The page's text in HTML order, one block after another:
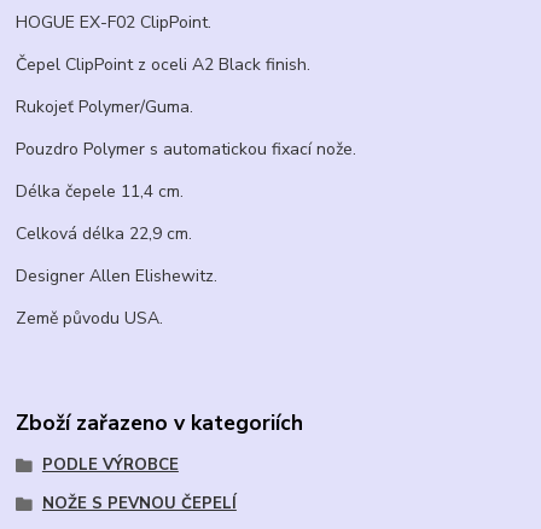
HOGUE EX-F02 ClipPoint.
Čepel ClipPoint z oceli A2 Black finish.
Rukojeť Polymer/Guma.
Pouzdro Polymer s automatickou fixací nože.
Délka čepele 11,4 cm.
Celková délka 22,9 cm.
Designer Allen Elishewitz.
Země původu USA.
Zboží zařazeno v kategoriích
PODLE VÝROBCE
NOŽE S PEVNOU ČEPELÍ